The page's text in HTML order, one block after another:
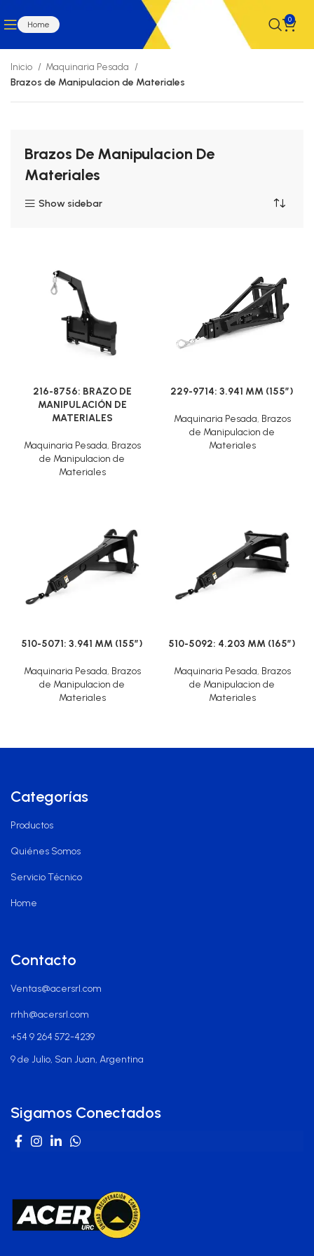
Home
0
Inicio
Maquinaria Pesada
Brazos de Manipulacion de Materiales
Brazos De Manipulacion De
Materiales
Show sidebar
216-8756: BRAZO DE
MANIPULACIÓN DE
MATERIALES
Maquinaria Pesada, Brazos
de Manipulacion de
Materiales
229-9714: 3.941 MM (155″)
Maquinaria Pesada, Brazos
de Manipulacion de
Materiales
510-5071: 3.941 MM (155″)
Maquinaria Pesada, Brazos
de Manipulacion de
Materiales
510-5092: 4.203 MM (165″)
Maquinaria Pesada, Brazos
de Manipulacion de
Materiales
Categorías
Productos
Quiénes Somos
Servicio Técnico
Home
Contacto
Ventas@acersrl.com
rrhh@acersrl.com
+54 9 264 572-4239
9 de Julio, San Juan, Argentina
Sigamos Conectados